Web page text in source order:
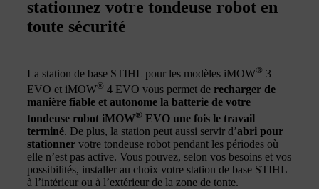
stationnez votre tondeuse robot en
toute sécurité
La station de base STIHL pour les modèles iMOW® 3
EVO et iMOW® 4 EVO vous permet de recharger de
manière fiable et autonome la batterie de votre
tondeuse robot iMOW® EVO une fois le travail
terminé. De plus, la station peut aussi servir d’abri pour
stationner votre tondeuse robot pendant les périodes où
elle n’est pas active. Vous pouvez, selon vos besoins et vos
possibilités, installer au choix votre station de base STIHL
à l’intérieur ou à l’extérieur de la zone de tonte.